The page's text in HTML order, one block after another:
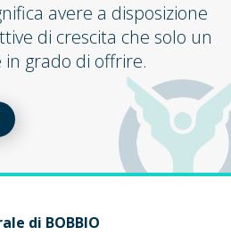
avere a disposizione
di crescita che solo un
grado di offrire.
di BOBBIO